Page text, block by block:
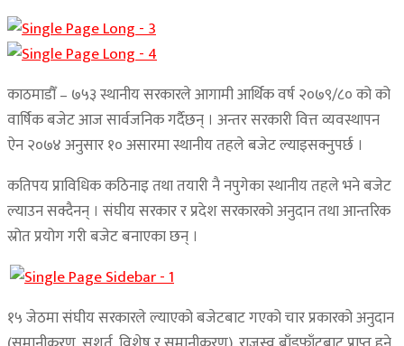
काठमाडौँ – ७५३ स्थानीय सरकारले आगामी आर्थिक वर्ष २०७९/८० को को
वार्षिक बजेट आज सार्वजनिक गर्दैछन् । अन्तर सरकारी वित्त व्यवस्थापन
ऐन २०७४ अनुसार १० असारमा स्थानीय तहले बजेट ल्याइसक्नुपर्छ ।
कतिपय प्राविधिक कठिनाइ तथा तयारी नै नपुगेका स्थानीय तहले भने बजेट
ल्याउन सक्दैनन् । संघीय सरकार र प्रदेश सरकारको अनुदान तथा आन्तरिक
स्रोत प्रयोग गरी बजेट बनाएका छन् ।
१५ जेठमा संघीय सरकारले ल्याएको बजेटबाट गएको चार प्रकारको अनुदान